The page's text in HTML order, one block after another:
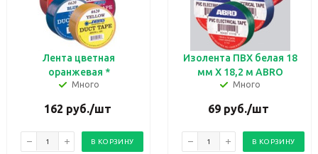
Лента цветная
оранжевая *
Много
162 руб./шт
В КОРЗИНУ
Изолента ПВХ белая 18
мм X 18,2 м ABRO
Много
69 руб./шт
В КОРЗИНУ